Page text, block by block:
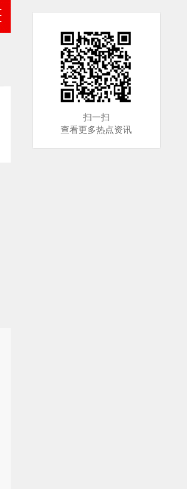
扫一扫
查看更多热点资讯